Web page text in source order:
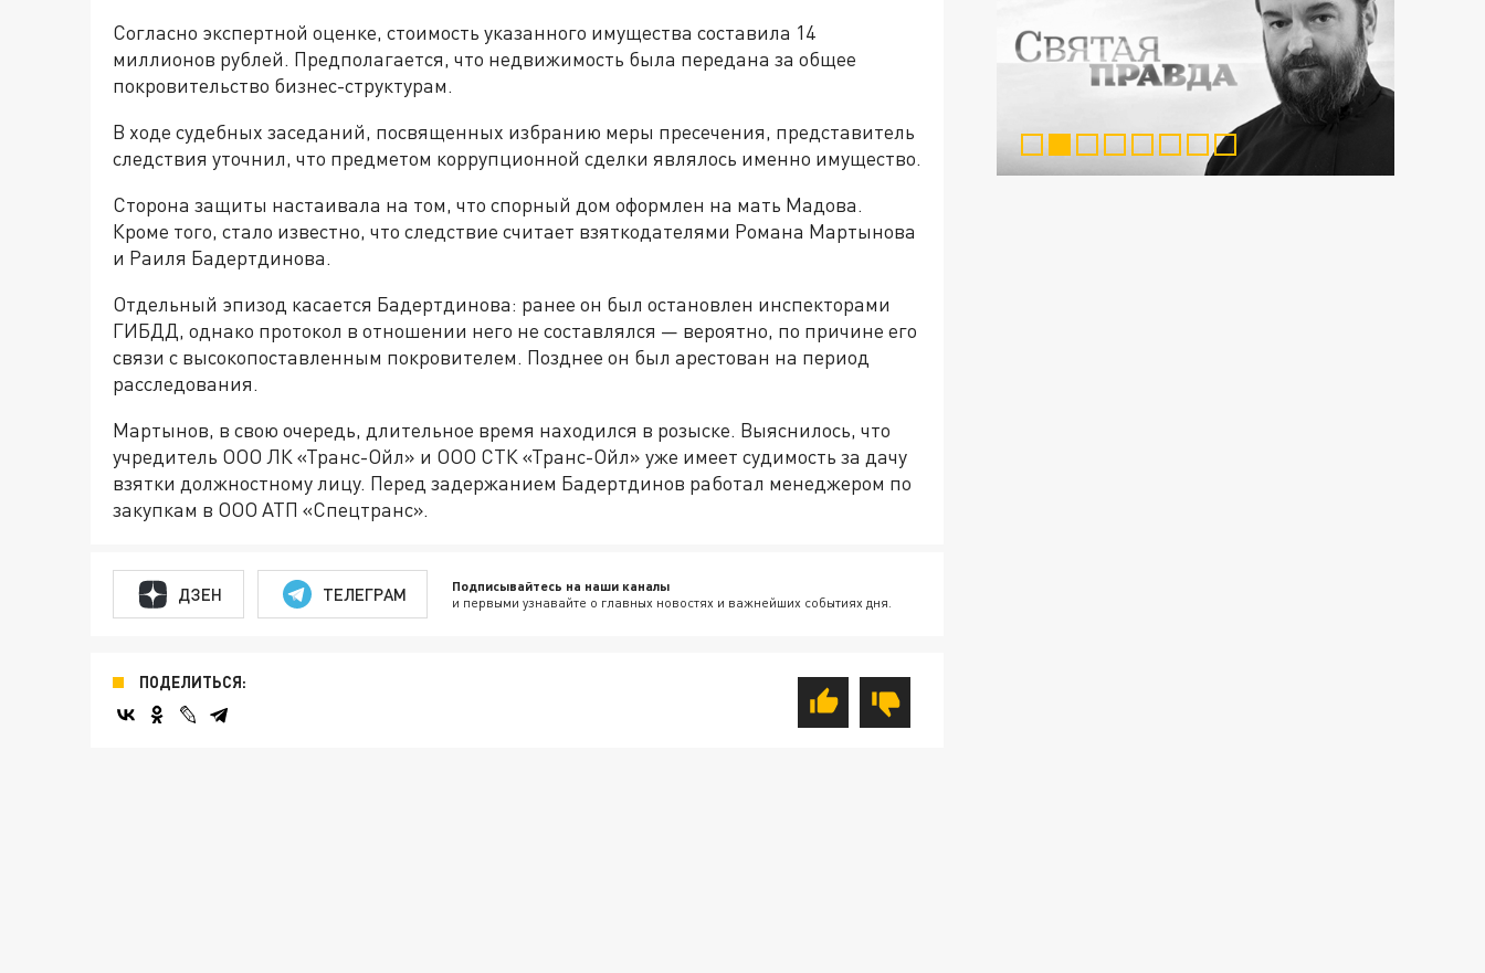
Согласно экспертной оценке, стоимость указанного имущества составила 14
миллионов рублей. Предполагается, что недвижимость была передана за общее
покровительство бизнес-структурам.
В ходе судебных заседаний, посвященных избранию меры пресечения, представитель
следствия уточнил, что предметом коррупционной сделки являлось именно имущество.
Сторона защиты настаивала на том, что спорный дом оформлен на мать Мадова.
Кроме того, стало известно, что следствие считает взяткодателями Романа Мартынова
и Раиля Бадертдинова.
Отдельный эпизод касается Бадертдинова: ранее он был остановлен инспекторами
ГИБДД, однако протокол в отношении него не составлялся — вероятно, по причине его
связи с высокопоставленным покровителем. Позднее он был арестован на период
расследования.
Мартынов, в свою очередь, длительное время находился в розыске. Выяснилось, что
учредитель ООО ЛК «Транс-Ойл» и ООО СТК «Транс-Ойл» уже имеет судимость за дачу
взятки должностному лицу. Перед задержанием Бадертдинов работал менеджером по
закупкам в ООО АТП «Спецтранс».
ДЗЕН ТЕЛЕГРАМ Подписывайтесь на наши каналы
и первыми узнавайте о главных новостях и важнейших событиях дня.
ПОДЕЛИТЬСЯ: